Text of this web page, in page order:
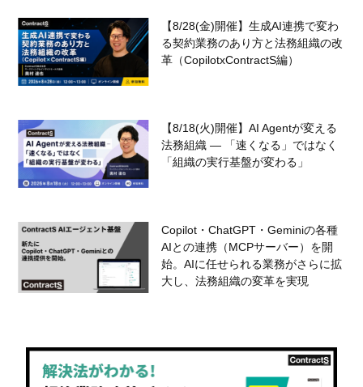
【8/28(金)開催】生成AI連携で変わ
る契約業務のあり方と法務組織の改
革（CopilotxContractS編）
【8/18(火)開催】AI Agentが変える
法務組織 — 「速くなる」ではなく
「組織の実行基盤が変わる」
Copilot・ChatGPT・Geminiの各種
AIとの連携（MCPサーバー）を開
始。AIに任せられる業務がさらに拡
大し、法務組織の変革を実現